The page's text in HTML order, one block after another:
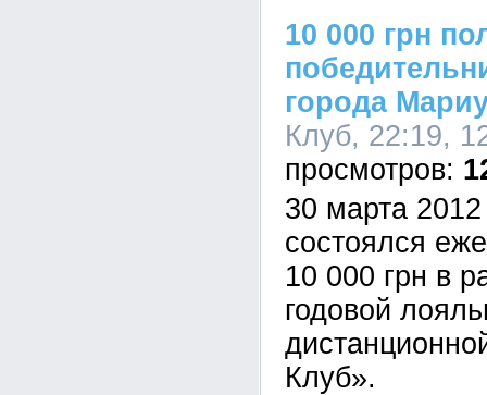
10 000 грн
города
Клуб, 22:19,
30 марта 2012
состоялся
10 000 грн в
годовой
Клуб».